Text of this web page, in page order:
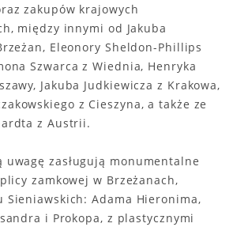
zakupów krajowych
między innymi od Jakuba
Eleonory Sheldon-Phillips
Szwarca z Wiednia, Henryka
Jakuba Judkiewicza z Krakowa,
z Cieszyna, a także ze
z Austrii.
uwagę zasługują monumentalne
zamkowej w Brzeżanach,
Sieniawskich: Adama Hieronima,
i Prokopa, z plastycznymi